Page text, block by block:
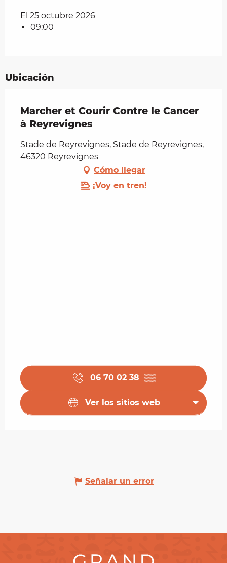
El 25 octubre 2026
09:00
Ubicación
Marcher et Courir Contre le Cancer
à Reyrevignes
Stade de Reyrevignes, Stade de Reyrevignes,
46320 Reyrevignes
Cómo llegar
¡Voy en tren!
06 70 02 38 ▒▒
Ver los sitios web
Señalar un error